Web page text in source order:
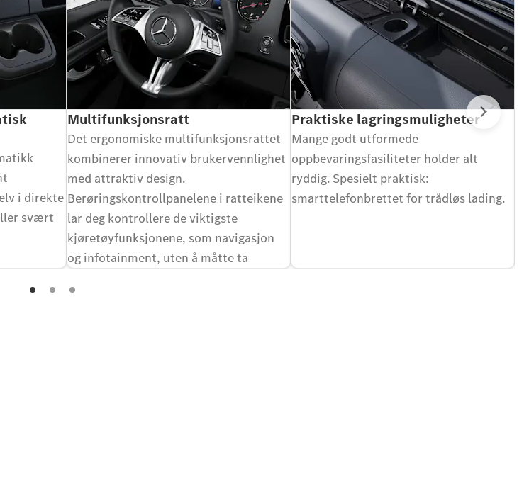
i direkte
svært
Multifunksjonsratt
Det ergonomiske multifunksjonsrattet
kombinerer innovativ brukervennlighet
med attraktiv design.
Berøringskontrollpanelene i ratteikene
lar deg kontrollere de viktigste
kjøretøyfunksjonene, som navigasjon
og infotainment, uten å måtte ta
Praktiske lagringsmuligheter
Mange godt utformede
oppbevaringsfasiliteter holder alt
ryddig. Spesielt praktisk:
smarttelefonbrettet for trådløs lading.